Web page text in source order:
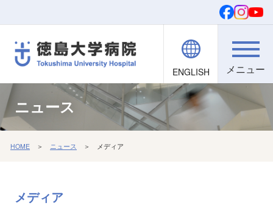
ご寄付
ENGLISH 検索
院内職員向け
文字・背景
ニュース
HOME ＞ ニュース ＞ メディア
メディア